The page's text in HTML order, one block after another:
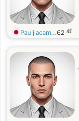
Pauljlacam...62 歳